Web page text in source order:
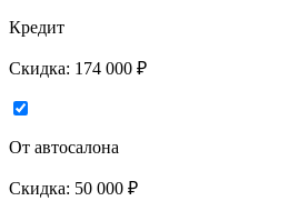
Кредит
Скидка: 174 000 ₽
От автосалона
Скидка: 50 000 ₽